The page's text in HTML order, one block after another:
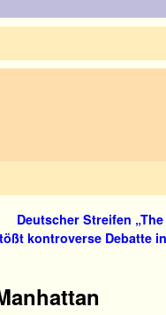
Deutscher Streifen
kontroverse Debatte